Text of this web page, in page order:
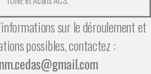
sur le déroulement et
possibles, contactez :